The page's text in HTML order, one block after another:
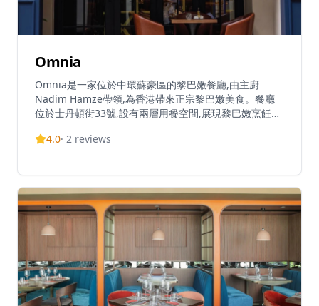
Omnia
Omnia是一家位於中環蘇豪區的黎巴嫩餐廳,由主廚
Nadim Hamze帶領,為香港帶來正宗黎巴嫩美食。餐廳
位於士丹頓街33號,設有兩層用餐空間,展現黎巴嫩烹飪的
鷹嘴豆泥、煙燻茄子泥(baba gannouj)、新鮮乳酪
嘴豆泥,每道菜都味道濃郁、烹調完美。餐廳強調手工黎
巴嫩料理,融合國際元素,注重可持續發展和正宗黎凡特風
味。午市套餐份量充足,選擇豐富,性價比高。員工專業友
善,營造溫馨用餐氛圍。Omnia迅速成為香港餐飲界的瑰
寶,以正宗美味的食物獲得讚賞,充分體現主廚Hamze的黎
4.0· 2 reviews